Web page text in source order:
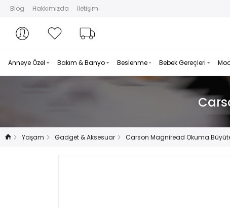
Blog Hakkımızda İletişim
Hesabım
Hesabım Favorilerim
Anneye Özel Bakım & Banyo Beslenme Bebek Gereçleri
Yaşam Gadget & Aksesuar Carson Magniread Okuma